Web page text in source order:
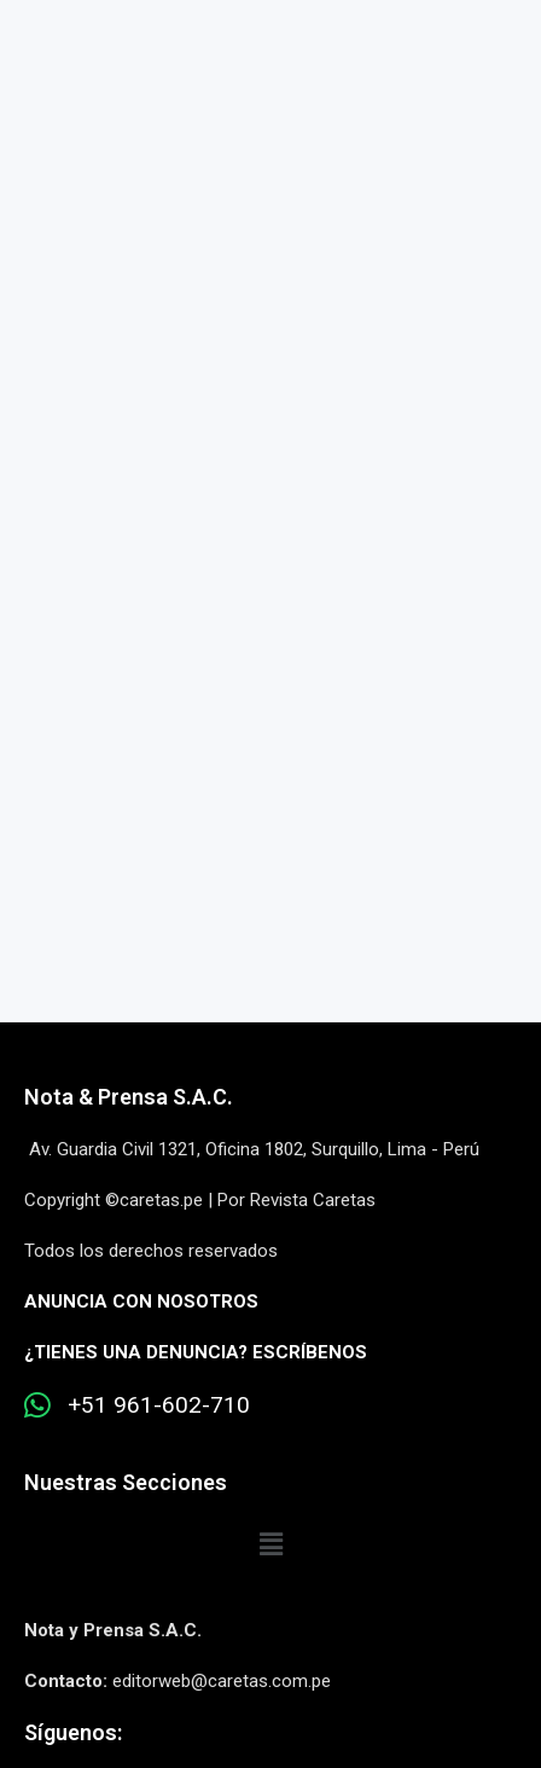
Nota & Prensa S.A.C.
Av. Guardia Civil 1321, Oficina 1802, Surquillo, Lima - Perú
Copyright ©caretas.pe | Por Revista Caretas
Todos los derechos reservados
ANUNCIA CON NOSOTROS
¿TIENES UNA DENUNCIA? ESCRÍBENOS
+51 961-602-710
Nuestras Secciones
Nota y Prensa S.A.C.
Contacto: editorweb@caretas.com.pe
Síguenos: